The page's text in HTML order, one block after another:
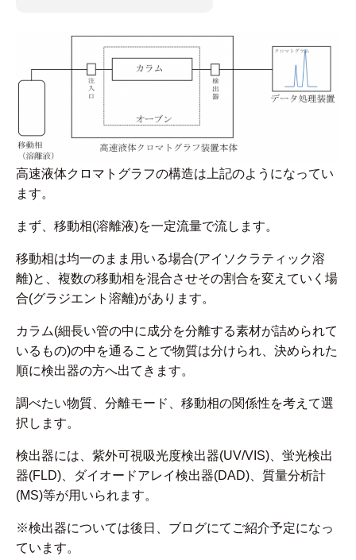
高速液体クロマトグラフの構造は上記のようになってい
ます。
まず、移動相(溶離液)を一定流量で流します。
移動相は均一のまま用いる場合(アイソクラティック溶
離)と、複数の移動相を混合させその割合を変えていく場
合(グラジエント溶離)があります。
カラム(細長い管の中に成分を分離する素材が詰められて
いるもの)の中を通ることで物質は分けられ、決められた
順に検出器の方へ出てきます。
調べたい物質、分離モード、移動相の関係性を考えて選
択します。
検出器には、紫外可視吸光度検出器(UV/VIS)、蛍光検出
器(FLD)、ダイオードアレイ検出器(DAD)、質量分析計
(MS)等が用いられます。
※検出器については後日、ブログにてご紹介予定になっ
ています。